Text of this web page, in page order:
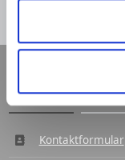
Navigation
Kontaktformular